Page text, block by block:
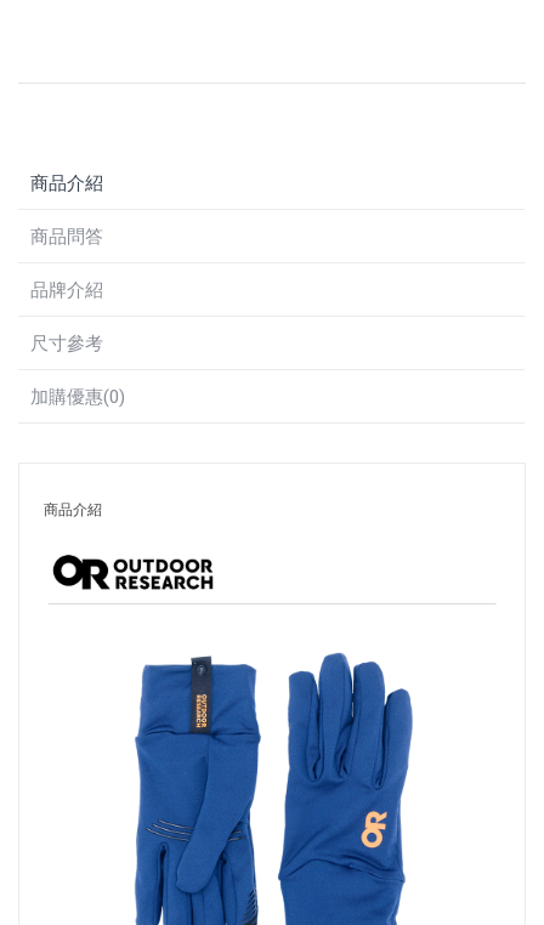
商品介紹
商品問答
品牌介紹
尺寸參考
加購優惠(0)
商品介紹